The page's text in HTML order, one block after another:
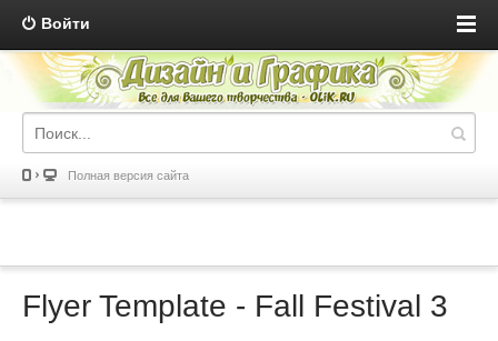
Войти
Полная версия сайта
Flyer Template - Fall Festival 3